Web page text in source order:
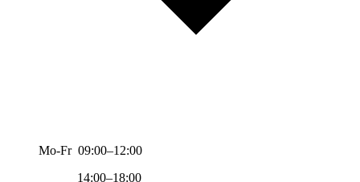
Mo-Fr 09:00–12:00
14:00–18:00